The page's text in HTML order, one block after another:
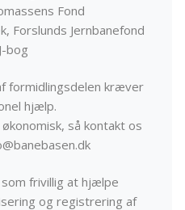
Fond
Forslunds Jernbanefond
bog
formidlingsdelen kræver
hjælp.
så kontakt os
frivillig at hjælpe
og registrering af